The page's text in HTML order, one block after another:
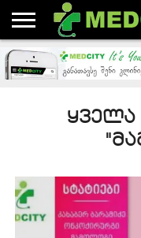
ᲐᲮᲐᲚᲘ
ᲓᲐᲛᲐᲢᲔᲑᲣᲚᲘ
ᲡᲘᲐᲮᲚᲔᲔᲑᲘ
ᲓᲐ
ᲡᲤᲔᲠᲝᲨᲘ
ᲡᲢᲐᲢᲘᲔᲑᲘᲡ
ᲐᲕᲢᲝᲠᲔᲑᲘ
ᲧᲕᲔᲚᲐ